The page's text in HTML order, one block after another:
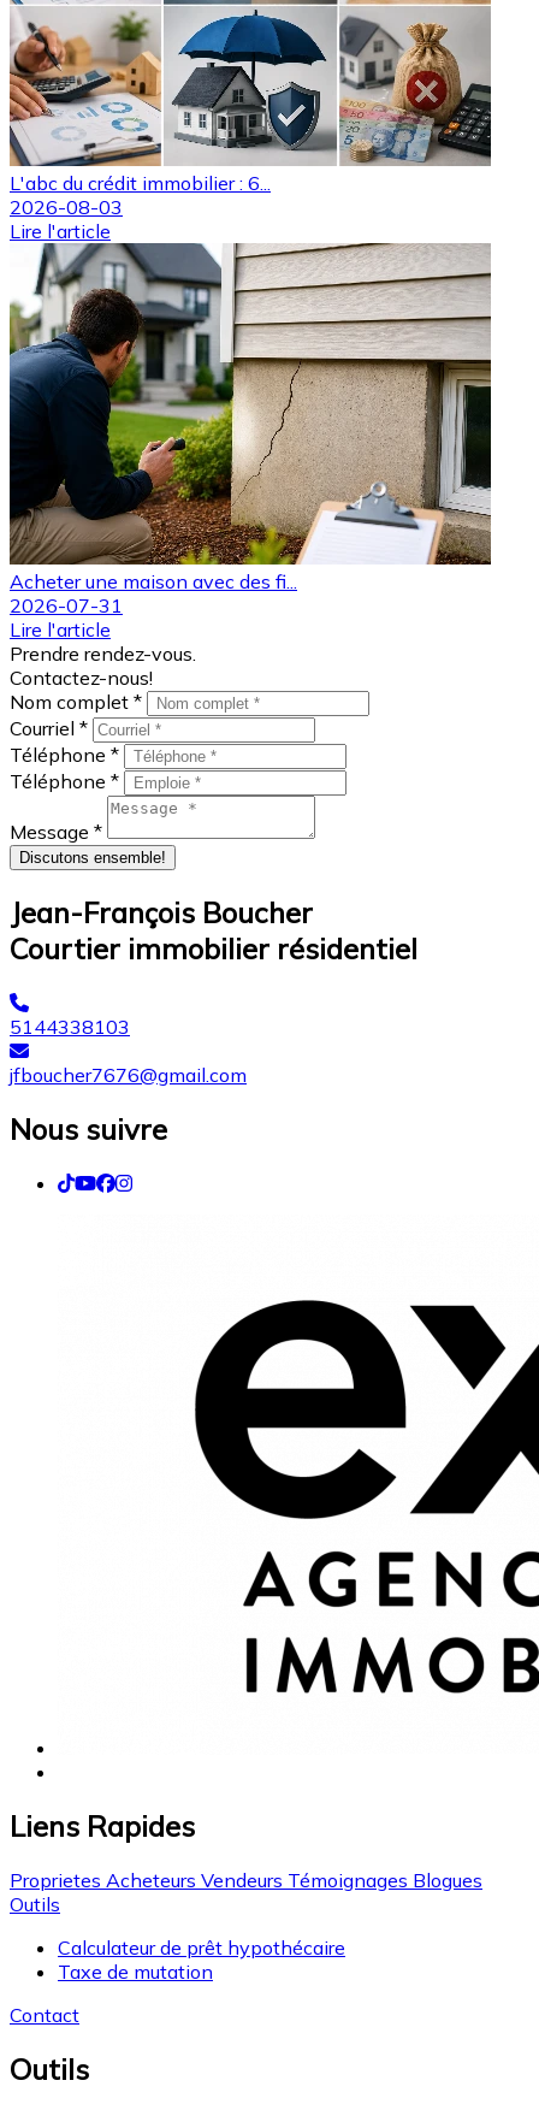
L'abc du crédit immobilier : 6...
2026-08-03
Lire l'article
Acheter une maison avec des fi...
2026-07-31
Lire l'article
Prendre rendez-vous.
Contactez-nous!
Nom complet *
Courriel *
Téléphone *
Téléphone *
Message *
Discutons ensemble!
Jean-François Boucher
Courtier immobilier résidentiel
5144338103
jfboucher7676@gmail.com
Nous suivre
Liens Rapides
Proprietes Acheteurs Vendeurs Témoignages Blogues
Outils
Calculateur de prêt hypothécaire
Taxe de mutation
Contact
Outils